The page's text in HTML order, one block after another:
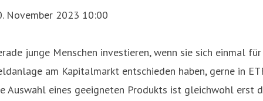
November 2023 10:00
junge Menschen investieren, wenn sie sich einmal für
am Kapitalmarkt entschieden haben, gerne in
Auswahl eines geeigneten Produkts ist gleichwohl erst